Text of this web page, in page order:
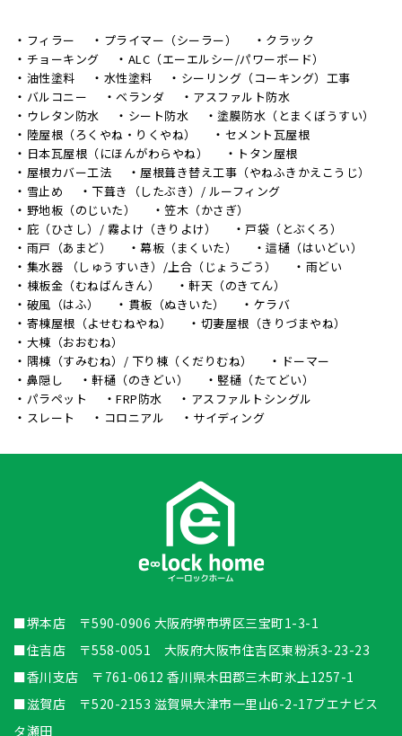
フィラー プライマー（シーラー）
クラック
チョーキング
ALC（エーエルシー/パワーボード）
油性塗料
水性塗料
シーリング（コーキング）工事
バルコニー
ベランダ
アスファルト防水
ウレタン防水
シート防水
塗膜防水（とまくぼうすい）
陸屋根（ろくやね・りくやね）
セメント瓦屋根
日本瓦屋根（にほんがわらやね）
トタン屋根
屋根カバー工法
屋根葺き替え工事（やねふきかえこうじ）
雪止め
下葺き（したぶき）/ ルーフィング
野地板（のじいた）
笠木（かさぎ）
庇（ひさし）/ 霧よけ（きりよけ）
戸袋（とぶくろ）
雨戸（あまど）
幕板（まくいた）
這樋（はいどい）
集水器 （しゅうすいき）/上合（じょうごう）
雨どい
棟板金（むねばんきん）
軒天（のきてん）
破風（はふ）
貫板（ぬきいた）
ケラバ
寄棟屋根（よせむねやね）
切妻屋根（きりづまやね）
大棟（おおむね）
隅棟（すみむね）/ 下り棟（くだりむね）
ドーマー
鼻隠し
軒樋（のきどい）
竪樋（たてどい）
パラペット
FRP防水
アスファルトシングル
スレート
コロニアル サイディング
■堺本店 〒590-0906 大阪府堺市堺区三宝町1-3-1
■住吉店 〒558-0051 大阪府大阪市住吉区東粉浜3-23-23
■香川支店 〒761-0612 香川県木田郡三木町氷上1257-1
■滋賀店 〒520-2153 滋賀県大津市一里山6-2-17ブエナビス
タ瀬田